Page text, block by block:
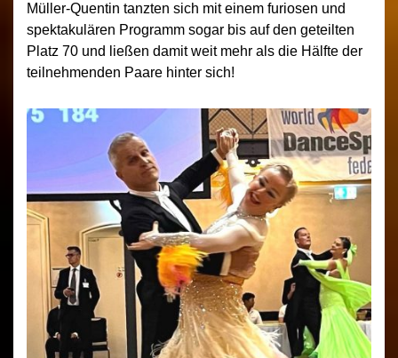
Müller-Quentin tanzten sich mit einem furiosen und
spektakulären Programm sogar bis auf den geteilten
Platz 70 und ließen damit weit mehr als die Hälfte der
teilnehmenden Paare hinter sich!